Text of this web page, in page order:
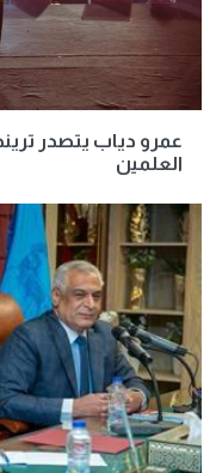
عمرو دياب يتصدر
العلمين